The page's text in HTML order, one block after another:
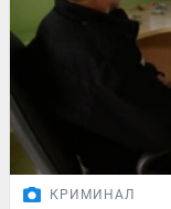
КРИМИНАЛ